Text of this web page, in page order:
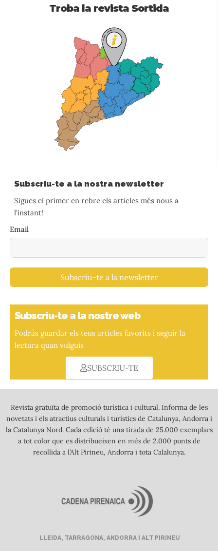
Troba la revista Sortida
Subscriu-te a la nostra newsletter
Sigues el primer en rebre els articles més nous a
l'instant!
Email
Subscriu-te a la newsletter
Subscriu-te a la nostre web
Podràs guardar els teus articles favorits i seguir la
lectura quan vulguis
SUBSCRIU-TE
Revista gratuïta de promoció turística i cultural. Informa de les
novetats i els atractius culturals i turístics de Catalunya, Andorra i
la Catalunya Nord. Cada edició té una tirada de 25.000 exemplars
a tot color que es distribueixen en més de 2.000 punts de
recollida a l’Alt Pirineu, Andorra i tota Calalunya.
LLEIDA, TARRAGONA, ANDORRA I ALT PIRINEU